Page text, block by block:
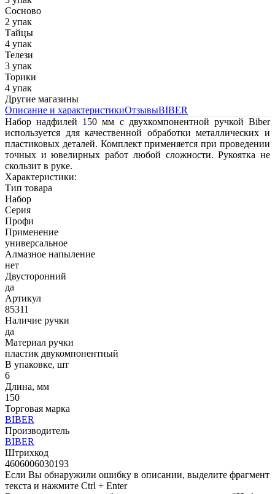
Сосново
2 упак
Тайцы
4 упак
Телези
3 упак
Торики
4 упак
Другие магазины
Описание и характеристикиОтзывыBIBER
Набор надфилей 150 мм с двухкомпонентной ручкой Biber
используется для качественной обработки металлических и
пластиковых деталей. Комплект применяется при проведении
точных и ювелирных работ любой сложности. Рукоятка не
скользит в руке.
Характеристики:
Тип товара
Набор
Серия
Профи
Применение
универсальное
Алмазное напыление
нет
Двусторонний
да
Артикул
85311
Наличие ручки
да
Материал ручки
пластик двукомпонентный
В упаковке, шт
6
Длина, мм
150
Торговая марка
BIBER
Производитель
BIBER
Штрихкод
4606006030193
Если Вы обнаружили ошибку в описании, выделите фрагмент
текста и нажмите Ctrl + Enter